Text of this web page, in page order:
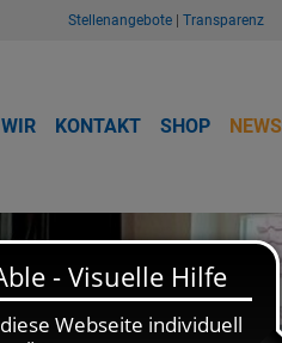
Stellenangebote Transparenz
WIR KONTAKT SHOP NEWS